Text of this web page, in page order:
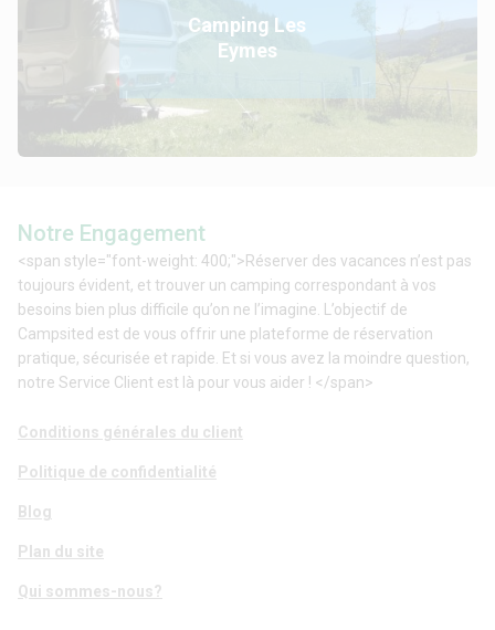
Camping Les
Eymes
Notre Engagement
<span style="font-weight: 400;">Réserver des vacances n’est pas
toujours évident, et trouver un camping correspondant à vos
besoins bien plus difficile qu’on ne l’imagine. L’objectif de
Campsited est de vous offrir une plateforme de réservation
pratique, sécurisée et rapide. Et si vous avez la moindre question,
notre Service Client est là pour vous aider ! </span>
Conditions générales du client
Politique de confidentialité
Blog
Plan du site
Qui sommes-nous?